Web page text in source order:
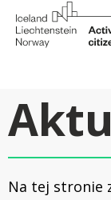
Na tej stronie